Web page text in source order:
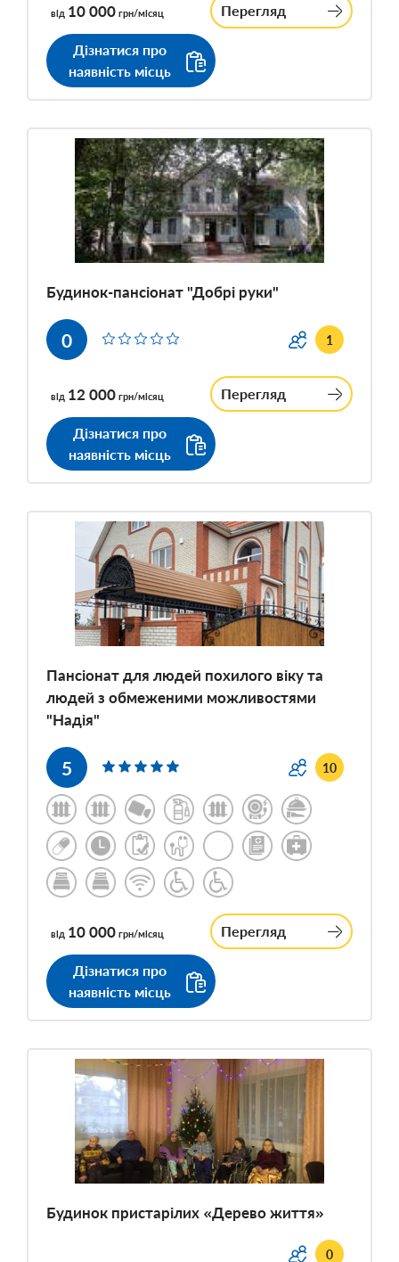
від 10 000 грн/місяц Перегляд
Дізнатися про
наявність місць
Будинок-пансіонат "Добрі руки"
0 1
від 12 000 грн/місяц Перегляд
Дізнатися про
наявність місць
Пансіонат для людей похилого віку та
людей з обмеженими можливостями
"Надія"
5 10
від 10 000 грн/місяц Перегляд
Дізнатися про
наявність місць
Будинок пристарілих «Дерево життя»
0